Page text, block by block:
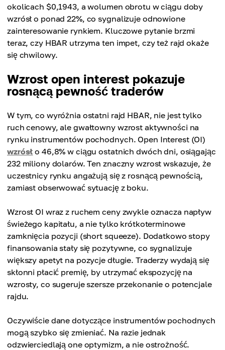
okolicach $0,1943, a wolumen obrotu w ciągu doby
wzrósł o ponad 22%, co sygnalizuje odnowione
zainteresowanie rynkiem. Kluczowe pytanie brzmi
teraz, czy HBAR utrzyma ten impet, czy też rajd okaże
się chwilowy.
Wzrost open interest pokazuje
rosnącą pewność traderów
W tym, co wyróżnia ostatni rajd HBAR, nie jest tylko
ruch cenowy, ale gwałtowny wzrost aktywności na
rynku instrumentów pochodnych. Open Interest (OI)
wzrósł o 46,8% w ciągu ostatnich dwóch dni, osiągając
232 miliony dolarów. Ten znaczny wzrost wskazuje, że
uczestnicy rynku angażują się z rosnącą pewnością,
zamiast obserwować sytuację z boku.
Wzrost OI wraz z ruchem ceny zwykle oznacza napływ
świeżego kapitału, a nie tylko krótkoterminowe
zamknięcia pozycji (short squeeze). Dodatkowo stopy
finansowania stały się pozytywne, co sygnalizuje
większy apetyt na pozycje długie. Traderzy wydają się
skłonni płacić premię, by utrzymać ekspozycję na
wzrosty, co sugeruje szersze przekonanie o potencjale
rajdu.
Oczywiście dane dotyczące instrumentów pochodnych
mogą szybko się zmieniać. Na razie jednak
odzwierciedlają one optymizm, a nie ostrożność.